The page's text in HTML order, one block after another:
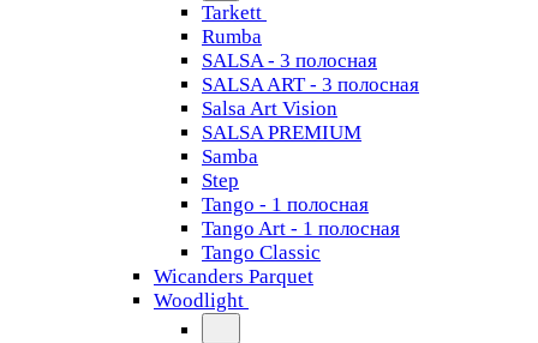
Tarkett
Rumba
SALSA - 3 полосная
SALSA ART - 3 полосная
Salsa Art Vision
SALSA PREMIUM
Samba
Step
Tango - 1 полосная
Tango Art - 1 полосная
Tango Classiс
Wicanders Parquet
Woodlight